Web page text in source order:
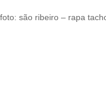
foto: são ribeiro – rapa